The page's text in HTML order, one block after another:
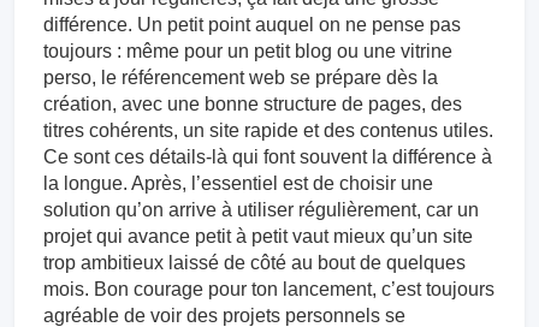
différence. Un petit point auquel on ne pense pas
toujours : même pour un petit blog ou une vitrine
perso, le référencement web se prépare dès la
création, avec une bonne structure de pages, des
titres cohérents, un site rapide et des contenus utiles.
Ce sont ces détails-là qui font souvent la différence à
la longue. Après, l’essentiel est de choisir une
solution qu’on arrive à utiliser régulièrement, car un
projet qui avance petit à petit vaut mieux qu’un site
trop ambitieux laissé de côté au bout de quelques
mois. Bon courage pour ton lancement, c’est toujours
agréable de voir des projets personnels se